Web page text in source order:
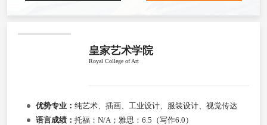
皇家艺术学院
Royal College of Art
优势专业： 纯艺术、插画、工业设计、服装设计、视觉传达
语言成绩： 托福：N/A；雅思：6.5（写作6.0）